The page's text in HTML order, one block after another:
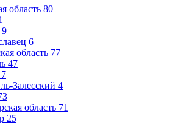
область 80
9
6
область 77
47
7
Залесский 4
область 71
25